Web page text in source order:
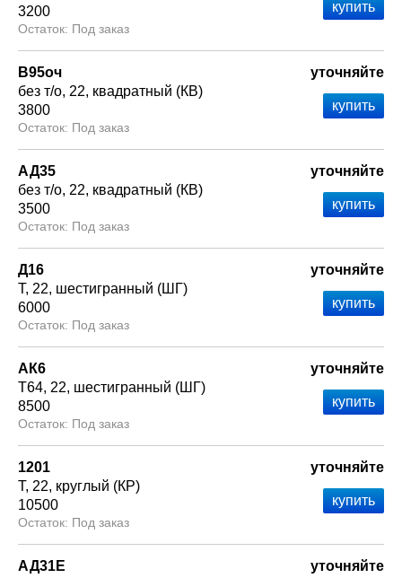
3200
Под заказ
В95оч
без т/о 22 квадратный (КВ)
3800
Под заказ
уточняйте
АД35
без т/о 22 квадратный (КВ)
3500
Под заказ
уточняйте
Д16
Т 22 шестигранный (ШГ)
6000
Под заказ
уточняйте
АК6
Т64 22 шестигранный (ШГ)
8500
Под заказ
уточняйте
1201
Т 22 круглый (КР)
10500
Под заказ
уточняйте
АД31Е
уточняйте